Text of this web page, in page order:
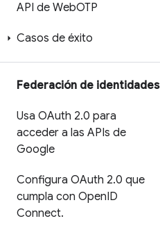
API de WebOTP
Casos de éxito
Federación de identidades
Usa OAuth 2.0 para
acceder a las APIs de
Google
Configura OAuth 2.0 que
cumpla con OpenID
Connect.